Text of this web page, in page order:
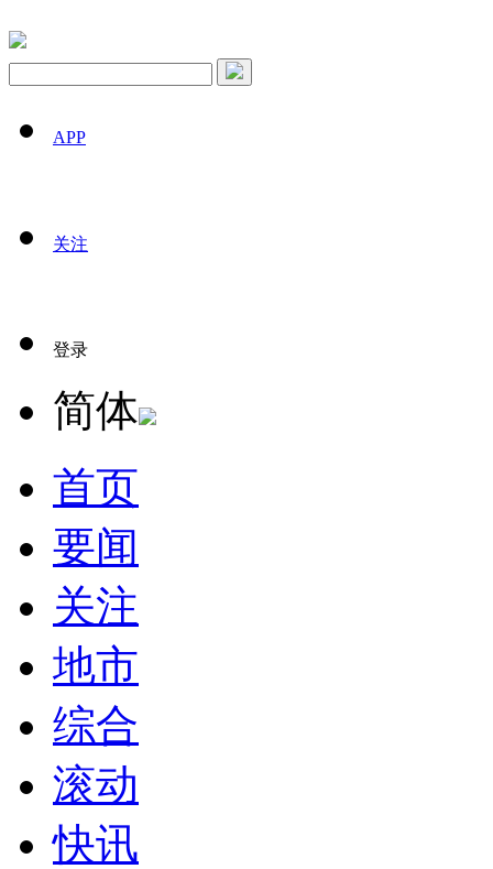
APP
关注
登录
简体
首页
要闻
关注
地市
综合
滚动
快讯